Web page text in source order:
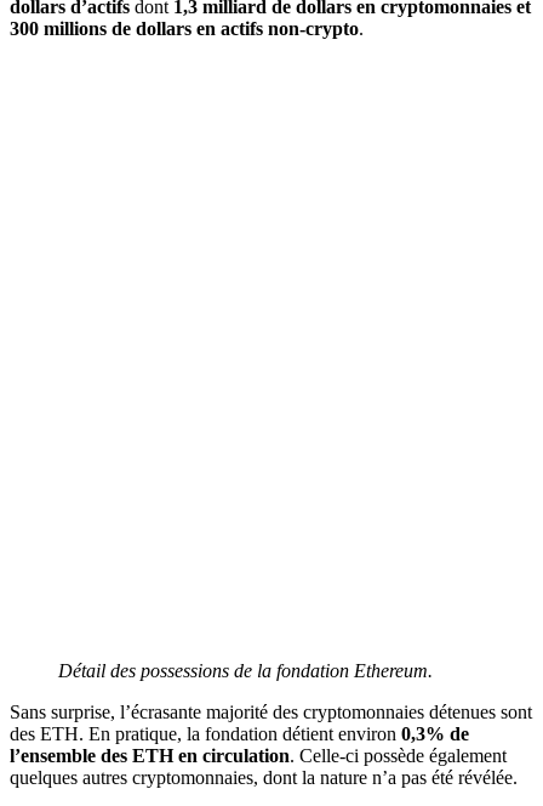
dollars d’actifs dont 1,3 milliard de dollars en cryptomonnaies et
300 millions de dollars en actifs non-crypto.
Détail des possessions de la fondation Ethereum.
Sans surprise, l’écrasante majorité des cryptomonnaies détenues sont
des ETH. En pratique, la fondation détient environ 0,3% de
l’ensemble des ETH en circulation. Celle-ci possède également
quelques autres cryptomonnaies, dont la nature n’a pas été révélée.